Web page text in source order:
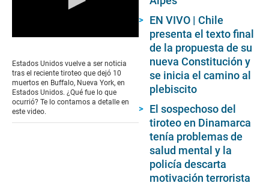
of
0
seconds
Estados Unidos vuelve a ser noticia
tras el reciente tiroteo que dejó 10
muertos en Buffalo, Nueva York, en
Estados Unidos. ¿Qué fue lo que
ocurrió? Te lo contamos a detalle en
este video.
EN VIVO | Chile
presenta el texto final
de la propuesta de su
nueva Constitución y
se inicia el camino al
plebiscito
El sospechoso del
tiroteo en Dinamarca
tenía problemas de
salud mental y la
policía descarta
motivación terrorista